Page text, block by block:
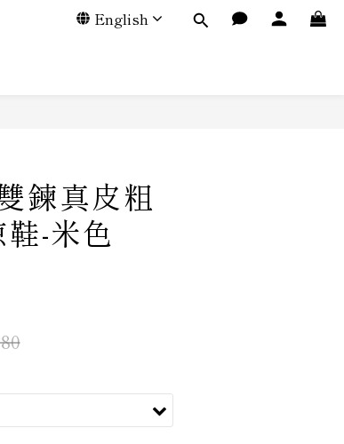
English
鍊真皮粗
-米色